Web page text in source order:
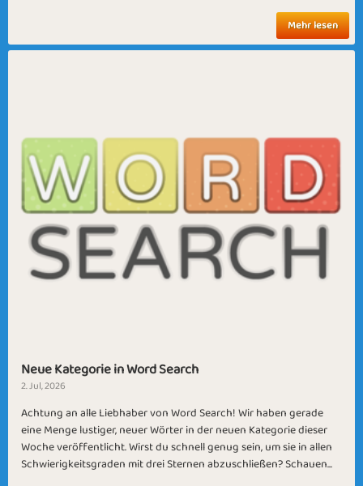
Mehr lesen
Neue Kategorie in Word Search
2. Jul, 2026
Achtung an alle Liebhaber von Word Search! Wir haben gerade
eine Menge lustiger, neuer Wörter in der neuen Kategorie dieser
Woche veröffentlicht. Wirst du schnell genug sein, um sie in allen
Schwierigkeitsgraden mit drei Sternen abzuschließen? Schauen...